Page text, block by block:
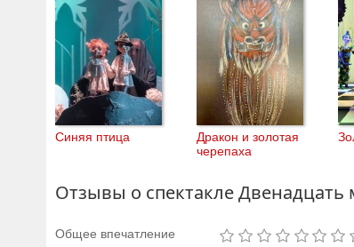
Синяя птица
Дракон и золотая
черепаха
Отзывы о спектакле Двенадцать
Общее впечатление